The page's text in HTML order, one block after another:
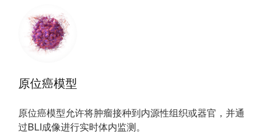
原位癌模型
原位癌模型允许将肿瘤接种到内源性组织或器官，并通
过BLI成像进行实时体内监测。